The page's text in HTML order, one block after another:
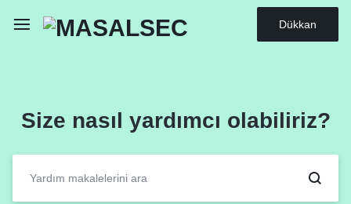
Dükkan
Size nasıl yardımcı olabiliriz?